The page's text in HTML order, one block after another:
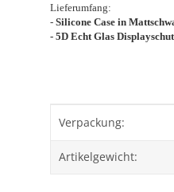
Lieferumfang:
- Silicone Case in
- 5D Echt Glas
Produkteigenschaft
Wert
Verpackung:
Artikelgewicht: